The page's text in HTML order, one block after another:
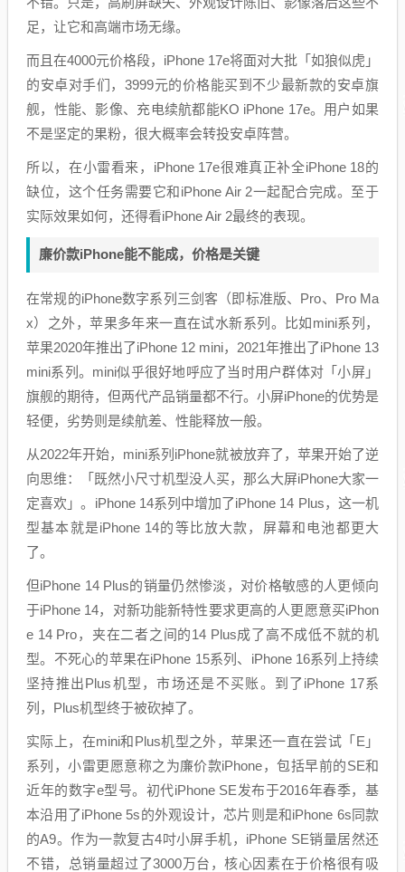
足，让它和高端市场无缘。
而且在4000元价格段，iPhone 17e将面对大批「如狼似虎」
的安卓对手们，3999元的价格能买到不少最新款的安卓旗
舰，性能、影像、充电续航都能KO iPhone 17e。用户如果
不是坚定的果粉，很大概率会转投安卓阵营。
所以，在小雷看来，iPhone 17e很难真正补全iPhone 18的
缺位，这个任务需要它和iPhone Air 2一起配合完成。至于
实际效果如何，还得看iPhone Air 2最终的表现。
廉价款iPhone能不能成，价格是关键
在常规的iPhone数字系列三剑客（即标准版、Pro、Pro Ma
x）之外，苹果多年来一直在试水新系列。比如mini系列，
苹果2020年推出了iPhone 12 mini，2021年推出了iPhone 13
mini系列。mini似乎很好地呼应了当时用户群体对「小屏」
旗舰的期待，但两代产品销量都不行。小屏iPhone的优势是
轻便，劣势则是续航差、性能释放一般。
从2022年开始，mini系列iPhone就被放弃了，苹果开始了逆
向思维：「既然小尺寸机型没人买，那么大屏iPhone大家一
定喜欢」。iPhone 14系列中增加了iPhone 14 Plus，这一机
型基本就是iPhone 14的等比放大款，屏幕和电池都更大
了。
但iPhone 14 Plus的销量仍然惨淡，对价格敏感的人更倾向
于iPhone 14，对新功能新特性要求更高的人更愿意买iPhon
e 14 Pro，夹在二者之间的14 Plus成了高不成低不就的机
型。不死心的苹果在iPhone 15系列、iPhone 16系列上持续
坚持推出Plus机型，市场还是不买账。到了iPhone 17系
列，Plus机型终于被砍掉了。
实际上，在mini和Plus机型之外，苹果还一直在尝试「E」
系列，小雷更愿意称之为廉价款iPhone，包括早前的SE和
近年的数字e型号。初代iPhone SE发布于2016年春季，基
本沿用了iPhone 5s的外观设计，芯片则是和iPhone 6s同款
的A9。作为一款复古4吋小屏手机，iPhone SE销量居然还
不错，总销量超过了3000万台，核心因素在于价格很有吸